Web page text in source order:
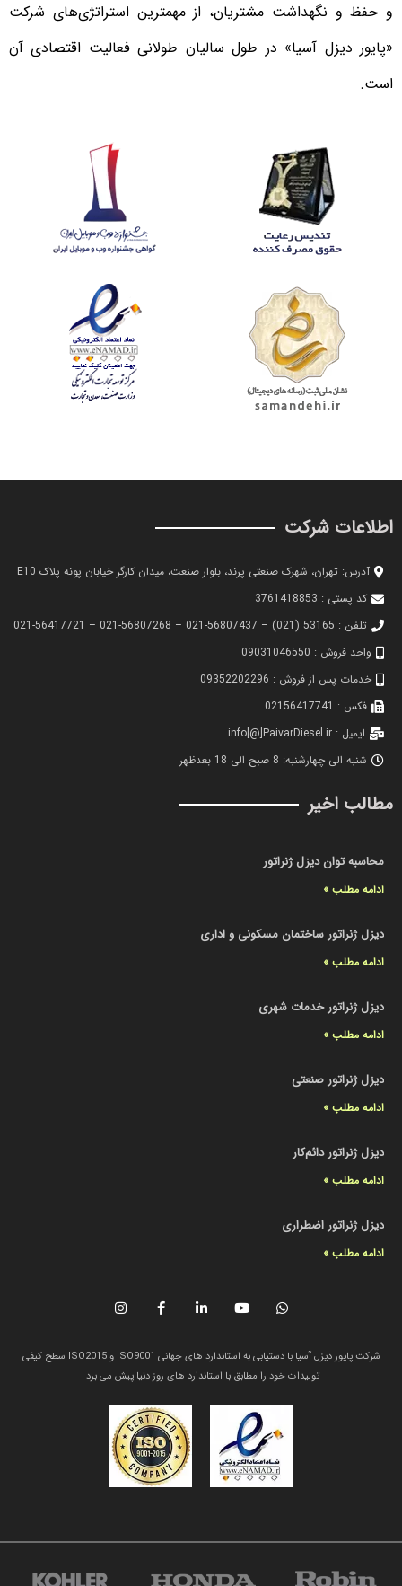
و حفظ و نگهداشت مشتریان، از مهمترین استراتژی‌های شرکت
«پایور دیزل آسیا» در طول سالیان طولانی فعالیت اقتصادی آن
است.
اطلاعات شرکت
آدرس: تهران، شهرک صنعتی پرند، بلوار صنعت، میدان کارگر خیابان پونه پلاک E10
کد پستی : 3761418853
تلفن : 53165 (021) – 56807437-021 – 56807268-021 – 56417721-021
واحد فروش : 09031046550
خدمات پس از فروش : 09352202296
فکس : 02156417741
ایمیل : info[@]PaivarDiesel.ir
شنبه الی چهارشنبه: 8 صبح الی 18 بعدظهر
مطالب اخیر
محاسبه توان دیزل ژنراتور
ادامه مطلب »
دیزل ژنراتور ساختمان مسکونی و اداری
ادامه مطلب »
دیزل ژنراتور خدمات شهری
ادامه مطلب »
دیزل ژنراتور صنعتی
ادامه مطلب »
دیزل ژنراتور دائم‌کار
ادامه مطلب »
دیزل ژنراتور اضطراری
ادامه مطلب »
شرکت پایور دیزل آسیا با دستیابی به استاندارد های جهانی ISO9001 و ISO2015 سطح کیفی
تولیدات خود را مطابق با استاندارد های روز دنیا پیش می برد.